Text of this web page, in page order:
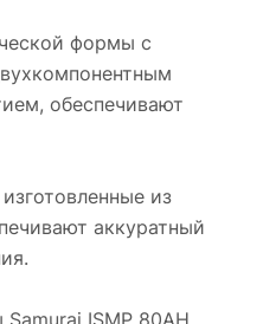
формы с
обеспечивают
из
аккуратный